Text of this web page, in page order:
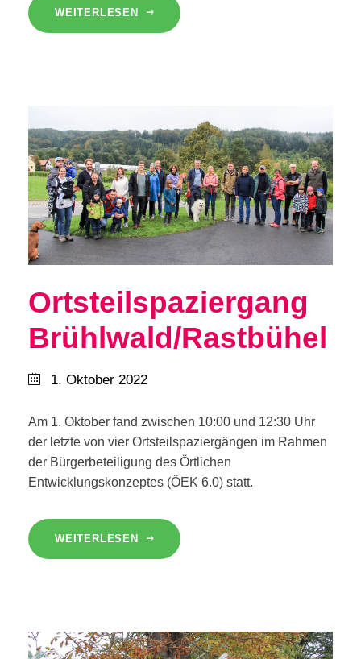
WEITERLESEN
Ortsteilspaziergang
Brühlwald/Rastbühel
1. Oktober 2022
Am 1. Oktober fand zwischen 10:00 und 12:30 Uhr
der letzte von vier Ortsteilspaziergängen im Rahmen
der Bürgerbeteiligung des Örtlichen
Entwicklungskonzeptes (ÖEK 6.0) statt.
WEITERLESEN